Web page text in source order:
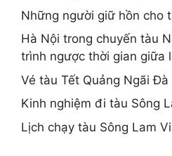
Những người giữ hồn cho
Hà Nội trong chuyến tàu
trình ngược thời gian giữa
Vé tàu Tết Quảng Ngãi Đà
Kinh nghiệm đi tàu Sông
Lịch chạy tàu Sông Lam